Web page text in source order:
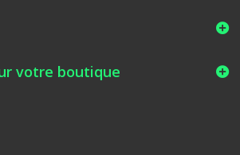
votre boutique